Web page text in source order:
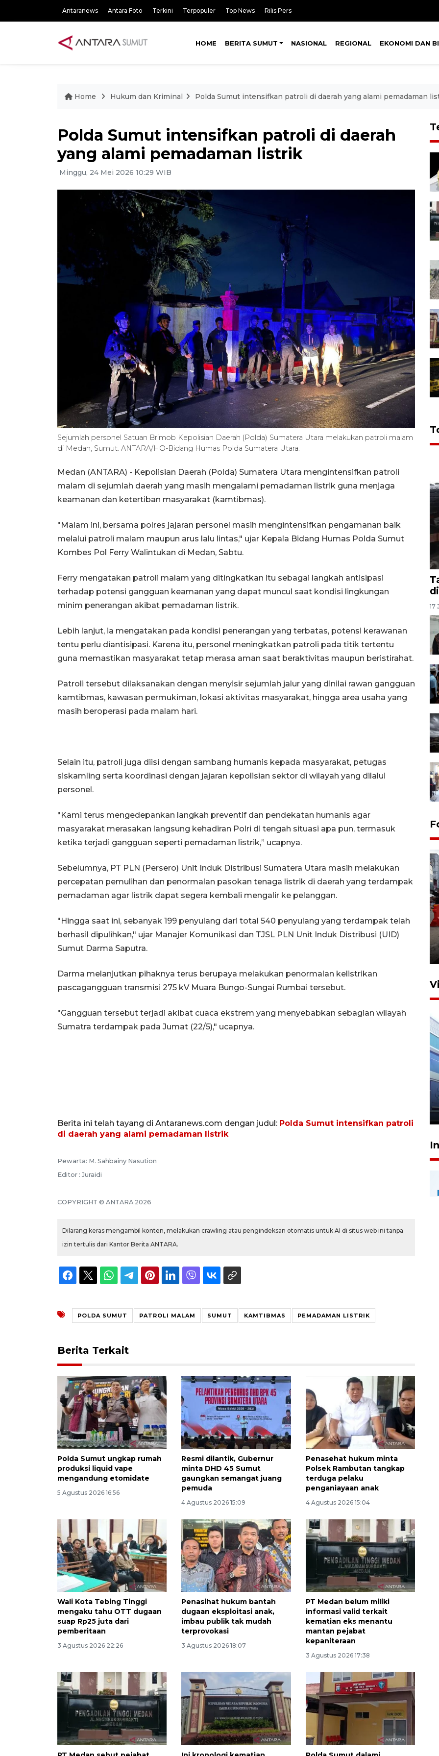
Antaranews Antara Foto Terkini Terpopuler Top News Rilis Pers
HOME BERITA SUMUT NASIONAL REGIONAL EKONOMI DAN
Home Hukum dan Kriminal Polda Sumut intensifkan patroli di daerah yang alami pemadaman
Polda Sumut intensifkan patroli di daerah
yang alami pemadaman listrik
Minggu, 24 Mei 2026 10:29 WIB
Sejumlah personel Satuan Brimob Kepolisian Daerah (Polda) Sumatera Utara melakukan patroli malam
di Medan, Sumut. ANTARA/HO-Bidang Humas Polda Sumatera Utara.
Medan (ANTARA) - Kepolisian Daerah (Polda) Sumatera Utara mengintensifkan patroli
malam di sejumlah daerah yang masih mengalami pemadaman listrik guna menjaga
keamanan dan ketertiban masyarakat (kamtibmas).
"Malam ini, bersama polres jajaran personel masih mengintensifkan pengamanan baik
melalui patroli malam maupun arus lalu lintas," ujar Kepala Bidang Humas Polda Sumut
Kombes Pol Ferry Walintukan di Medan, Sabtu.
Ferry mengatakan patroli malam yang ditingkatkan itu sebagai langkah antisipasi
terhadap potensi gangguan keamanan yang dapat muncul saat kondisi lingkungan
minim penerangan akibat pemadaman listrik.
Lebih lanjut, ia mengatakan pada kondisi penerangan yang terbatas, potensi kerawanan
tentu perlu diantisipasi. Karena itu, personel meningkatkan patroli pada titik tertentu
guna memastikan masyarakat tetap merasa aman saat beraktivitas maupun beristirahat.
Patroli tersebut dilaksanakan dengan menyisir sejumlah jalur yang dinilai rawan gangguan
kamtibmas, kawasan permukiman, lokasi aktivitas masyarakat, hingga area usaha yang
masih beroperasi pada malam hari.
Selain itu, patroli juga diisi dengan sambang humanis kepada masyarakat, petugas
siskamling serta koordinasi dengan jajaran kepolisian sektor di wilayah yang dilalui
personel.
"Kami terus mengedepankan langkah preventif dan pendekatan humanis agar
masyarakat merasakan langsung kehadiran Polri di tengah situasi apa pun, termasuk
ketika terjadi gangguan seperti pemadaman listrik,” ucapnya.
Sebelumnya, PT PLN (Persero) Unit Induk Distribusi Sumatera Utara masih melakukan
percepatan pemulihan dan penormalan pasokan tenaga listrik di daerah yang terdampak
pemadaman agar listrik dapat segera kembali mengalir ke pelanggan.
"Hingga saat ini, sebanyak 199 penyulang dari total 540 penyulang yang terdampak telah
berhasil dipulihkan," ujar Manajer Komunikasi dan TJSL PLN Unit Induk Distribusi (UID)
Sumut Darma Saputra.
Darma melanjutkan pihaknya terus berupaya melakukan penormalan kelistrikan
pascagangguan transmisi 275 kV Muara Bungo-Sungai Rumbai tersebut.
"Gangguan tersebut terjadi akibat cuaca ekstrem yang menyebabkan sebagian wilayah
Sumatra terdampak pada Jumat (22/5)," ucapnya.
Berita ini telah tayang di Antaranews.com dengan judul: Polda Sumut intensifkan patroli
di daerah yang alami pemadaman listrik
Pewarta: M. Sahbainy Nasution
Editor : Juraidi
COPYRIGHT © ANTARA 2026
Dilarang keras mengambil konten, melakukan crawling atau pengindeksan otomatis untuk AI di situs web ini tanpa
izin tertulis dari Kantor Berita ANTARA.
POLDA SUMUT PATROLI MALAM SUMUT KAMTIBMAS PEMADAMAN LISTRIK
Berita Terkait
Polda Sumut ungkap rumah
produksi liquid vape
mengandung etomidate
5 Agustus 2026 16:56
Resmi dilantik, Gubernur
minta DHD 45 Sumut
gaungkan semangat juang
pemuda
4 Agustus 2026 15:09
Penasehat hukum minta
Polsek Rambutan tangkap
terduga pelaku
penganiayaan anak
4 Agustus 2026 15:04
Wali Kota Tebing Tinggi
mengaku tahu OTT dugaan
suap Rp25 juta dari
pemberitaan
3 Agustus 2026 22:26
Penasihat hukum bantah
dugaan eksploitasi anak,
imbau publik tak mudah
terprovokasi
3 Agustus 2026 18:07
PT Medan belum miliki
informasi valid terkait
kematian eks menantu
mantan pejabat
kepaniteraan
3 Agustus 2026 17:38
17
Pelaporan SPT Tahunan di
Sumut
Memberantas kejahatan
jalanan Jakarta
2026-08-05 18:00:00